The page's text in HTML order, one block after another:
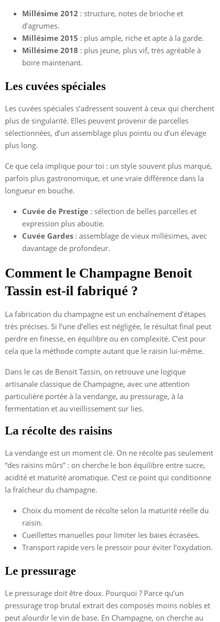
Millésime 2012 : structure, notes de brioche et
d’agrumes.
Millésime 2015 : plus ample, riche et apte à la garde.
Millésime 2018 : plus jeune, plus vif, très agréable à
boire maintenant.
Les cuvées spéciales
Les cuvées spéciales s’adressent souvent à ceux qui cherchent
plus de singularité. Elles peuvent provenir de parcelles
sélectionnées, d’un assemblage plus pointu ou d’un élevage
plus long.
Ce que cela implique pour toi : un style souvent plus marqué,
parfois plus gastronomique, et une vraie différence dans la
longueur en bouche.
Cuvée de Prestige : sélection de belles parcelles et
expression plus aboutie.
Cuvée Gardes : assemblage de vieux millésimes, avec
davantage de profondeur.
Comment le Champagne Benoit
Tassin est-il fabriqué ?
La fabrication du champagne est un enchaînement d’étapes
très précises. Si l’une d’elles est négligée, le résultat final peut
perdre en finesse, en équilibre ou en complexité. C’est pour
cela que la méthode compte autant que le raisin lui-même.
Dans le cas de Benoit Tassin, on retrouve une logique
artisanale classique de Champagne, avec une attention
particulière portée à la vendange, au pressurage, à la
fermentation et au vieillissement sur lies.
La récolte des raisins
La vendange est un moment clé. On ne récolte pas seulement
“des raisins mûrs” : on cherche le bon équilibre entre sucre,
acidité et maturité aromatique. C’est ce point qui conditionne
la fraîcheur du champagne.
Choix du moment de récolte selon la maturité réelle du
raisin.
Cueillettes manuelles pour limiter les baies écrasées.
Transport rapide vers le pressoir pour éviter l’oxydation.
Le pressurage
Le pressurage doit être doux. Pourquoi ? Parce qu’un
pressurage trop brutal extrait des composés moins nobles et
peut alourdir le vin de base. En Champagne, on cherche au